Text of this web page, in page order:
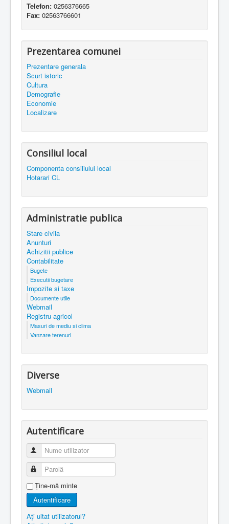
Telefon: 0256376665
Fax: 02563766601
Prezentarea comunei
Prezentare generala
Scurt istoric
Cultura
Demografie
Economie
Localizare
Consiliul local
Componenta consiliului local
Hotarari CL
Administratie publica
Stare civila
Anunturi
Achizitii publice
Contabilitate
Bugete
Executii bugetare
Impozite si taxe
Documente utile
Webmail
Registru agricol
Masuri de mediu si clima
Vanzare terenuri
Diverse
Webmail
Autentificare
Nume utilizator
Parolă
Ţine-mă minte
Autentificare
Aţi uitat utilizatorul?